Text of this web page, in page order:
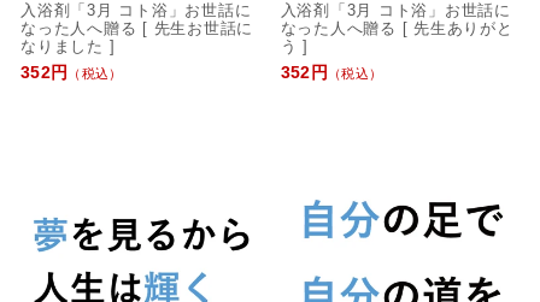
入浴剤「3月 コト浴」お世話に
なった人へ贈る [ 先生お世話に
なりました ]
352円
（税込）
入浴剤「3月 コト浴」お世話に
なった人へ贈る [ 先生ありがと
う ]
352円
（税込）